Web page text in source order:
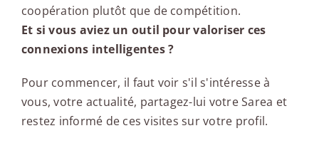
coopération plutôt que de compétition.
Et si vous aviez un outil pour valoriser ces
connexions intelligentes ?
Pour commencer, il faut voir s'il s'intéresse à
vous, votre actualité, partagez-lui votre Sarea et
restez informé de ces visites sur votre profil.